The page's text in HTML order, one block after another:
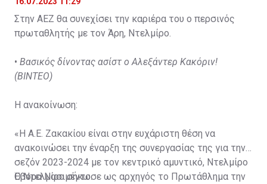
Στην ΑΕΖ θα συνεχίσει την καριέρα του ο περσινός
πρωταθλητής με τον Άρη, Ντελμίρο.
• Βασικός δίνοντας ασίστ ο Αλεξάντερ Κακόριν!
(ΒΙΝΤΕΟ)
Η ανακοίνωση:
«Η Α.Ε. Ζακακίου είναι στην ευχάριστη θέση να
ανακοινώσει την έναρξη της συνεργασίας της για την
σεζόν 2023-2024 με τον κεντρικό αμυντικό, Ντελμίρο
Έβορα Νασιμέντο.
Ο Ντελμίρο σήκωσε ως αρχηγός το Πρωτάθλημα την